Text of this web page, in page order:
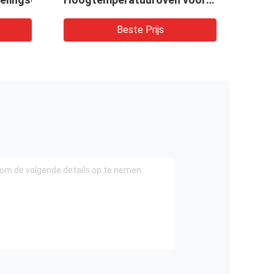
grafietpoederBeste Prijs